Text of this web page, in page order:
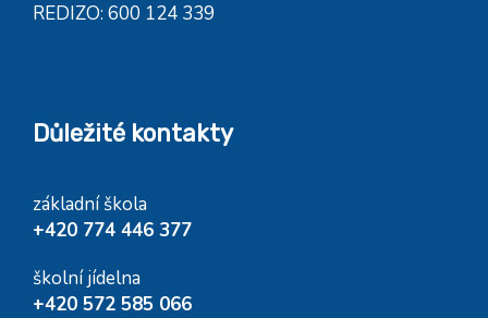
REDIZO: 600 124 339
Důležité kontakty
základní škola
+420 774 446 377
školní jídelna
+420 572 585 066